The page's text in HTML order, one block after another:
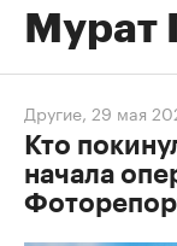
Мурат
Другие, 29 мая
Кто
начала